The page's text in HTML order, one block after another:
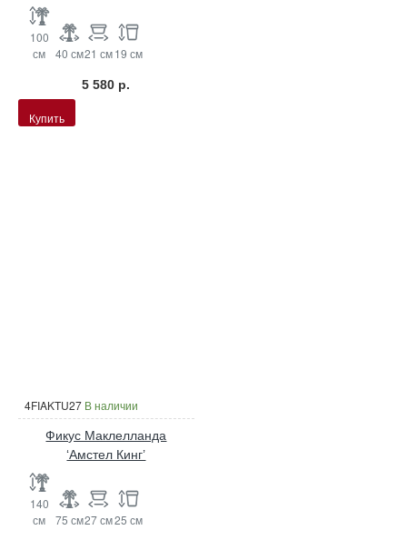
100
см
40 см21 см19 см
5 580 р.
Купить
4FIAKTU27 В наличии
Фикус Маклелланда
‘Амстел Кинг’
140
см
75 см27 см25 см